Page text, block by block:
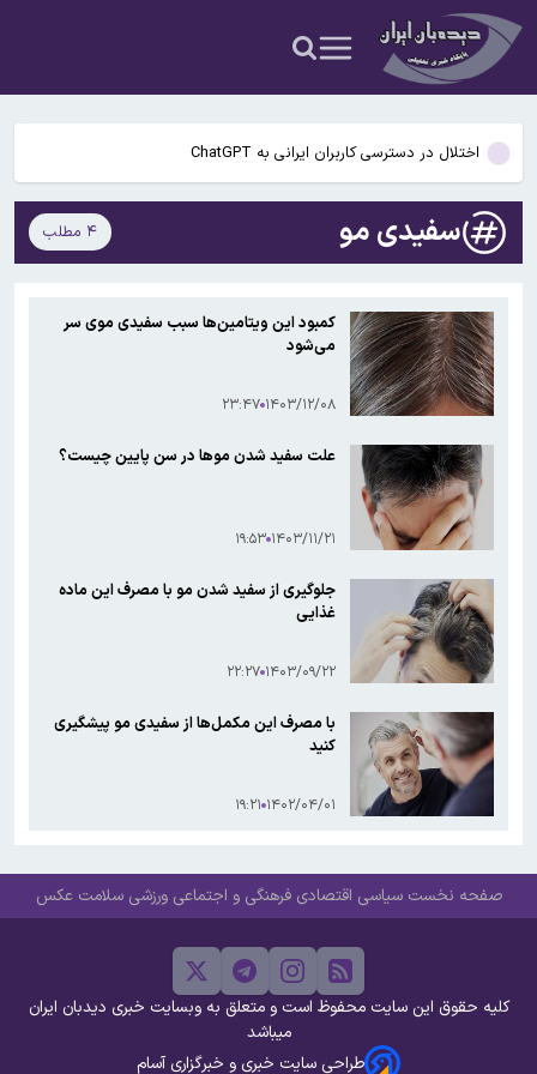
نمی‌پذیریم
راز رنگ آبی در صندلی های هواپیما چیست؟
گوگل اسیستنت ماه آینده در اندروید غیرفعال و جمینای جایگزین آن
می‌شود
اختلال در دسترسی کاربران ایرانی به ChatGPT
پنجره نقل‌وانتقالات استقلال بسته ماند؛ ثبت قرارداد بازیکنان ممنوع شد
سخنگوی کمیسیون امنیت ملی: کریدور تحمیلی آمریکا در تنگه هرمز را
راز رنگ آبی در صندلی های هواپیما چیست؟
گوگل اسیستنت ماه آینده در اندروید غیرفعال و جمینای جایگزین آن
می‌شود
سفیدی مو ۴ مطلب
کمبود این ویتامین‌ها سبب سفیدی موی سر
می‌شود
۱۴۰۳/۱۲/۰۸ ۲۳:۴۷
علت سفید شدن موها در سن پایین چیست؟
۱۴۰۳/۱۱/۲۱ ۱۹:۵۳
جلوگیری از سفید شدن مو با مصرف این ماده
غذایی
۱۴۰۳/۰۹/۲۲ ۲۲:۲۷
با مصرف این مکمل‌ها از سفیدی مو پیشگیری
کنید
۱۴۰۲/۰۴/۰۱ ۱۹:۲۱
صفحه نخست سیاسی اقتصادی فرهنگی و اجتماعی ورزشی سلامت عکس
کلیه حقوق این سایت محفوظ است و متعلق به وبسایت خبری دیدبان ایران
میباشد
طراحی سایت خبری و خبرگزاری آسام